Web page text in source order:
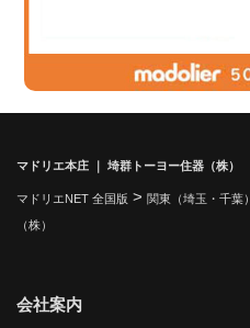
マドリエ本庄 ｜ 埼群トーヨー住器（株）
マドリエNET 全国版 > 関東（埼玉・千葉）
（株）
会社案内